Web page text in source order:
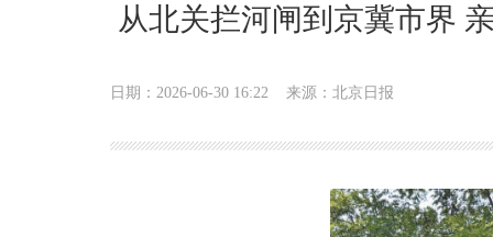
从北关拦河闸到京冀市界
日期：2026-06-30 16:22 来源：北京日报